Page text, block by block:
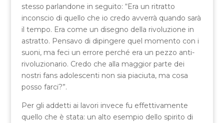
stesso parlandone in seguito: “Era un ritratto
inconscio di quello che io credo avverrà quando sarà
il tempo. Era come un disegno della rivoluzione in
astratto. Pensavo di dipingere quel momento con i
suoni, ma feci un errore perché era un pezzo anti-
rivoluzionario. Credo che alla maggior parte dei
nostri fans adolescenti non sia piaciuta, ma cosa
posso farci?”.
Per gli addetti ai lavori invece fu effettivamente
quello che è stata: un alto esempio dello spirito di